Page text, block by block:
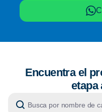
Encuentra el
etapa